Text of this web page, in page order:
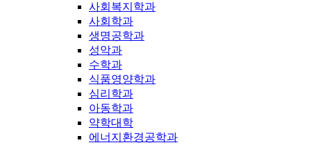
사회복지학과
사회학과
생명공학과
성악과
수학과
식품영양학과
심리학과
아동학과
약학대학
에너지환경공학과